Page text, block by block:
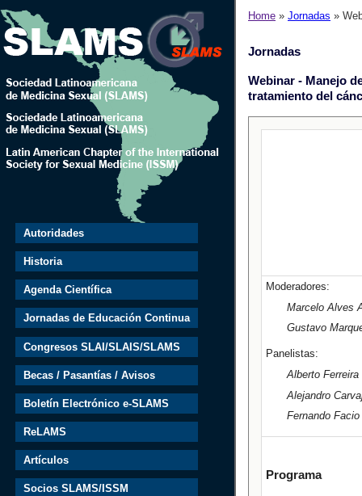
Autoridades
Historia
Agenda Científica
Jornadas de Educación Continua
Congresos SLAI/SLAIS/SLAMS
Becas / Pasantías / Avisos
Boletín Electrónico e-SLAMS
ReLAMS
Artículos
Socios SLAMS/ISSM
Home » Jornadas »
Jornadas
Webinar - Manejo
tratamiento del
Moderadores:
Marcelo Alves
Gustavo
Panelistas:
Alberto
Alejandro
Fernando
Programa